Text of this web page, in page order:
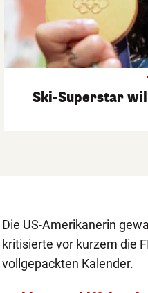
Ski-Superstar
Die US-Amerikanerin
kritisierte vor kurzem die
vollgepackten Kalender.